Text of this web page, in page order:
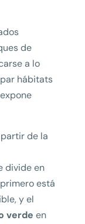
de
a lo
hábitats
de la
divide en
está
y el
verde en